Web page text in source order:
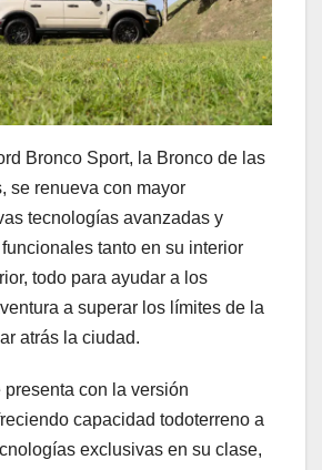
Bronco Sport, la Bronco de las
se renueva con mayor
tecnologías avanzadas y
tanto en su interior
todo para ayudar a los
a superar los límites de la
atrás la ciudad.
presenta con la versión
capacidad todoterreno a
exclusivas en su clase,